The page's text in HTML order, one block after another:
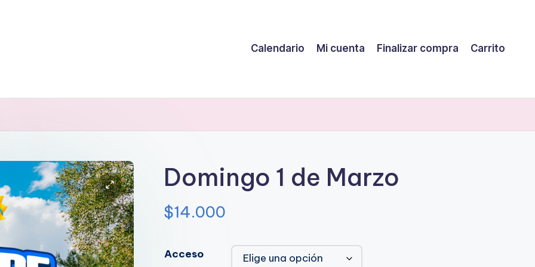
Calendario Mi cuenta Finalizar compra Carrito
Domingo 1 de Marzo
$14.000
Acceso